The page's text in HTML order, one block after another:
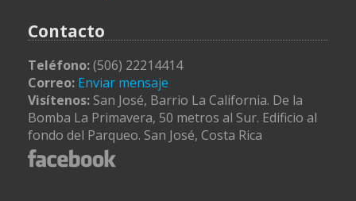
Contacto
Teléfono:(506) 22214414
Correo: Enviar mensaje
Visítenos: San José, Barrio La California. De la
Bomba La Primavera, 50 metros al Sur. Edificio al
fondo del Parqueo. San José, Costa Rica